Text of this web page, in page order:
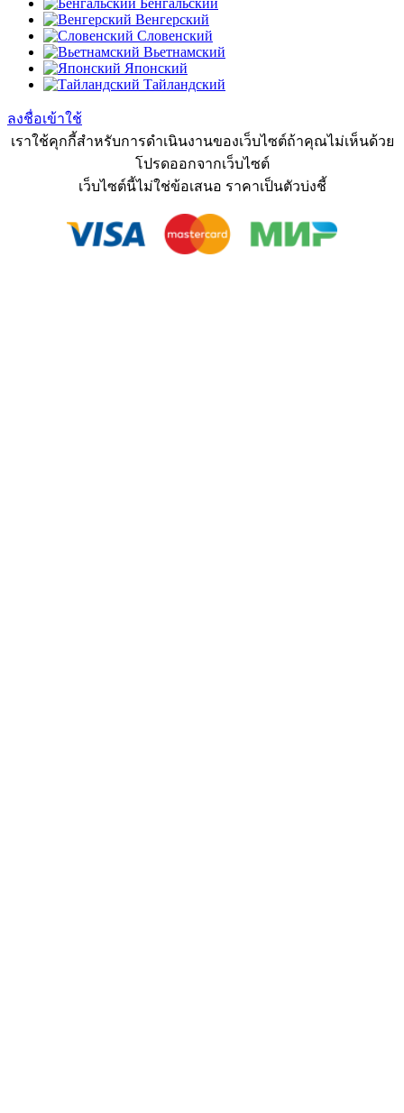
Бенгальский
Венгерский
Словенский
Вьетнамский
Японский
Тайландский
ลงชื่อเข้าใช้
เราใช้คุกกี้สำหรับการดำเนินงานของเว็บไซต์ถ้าคุณไม่เห็นด้วย
โปรดออกจากเว็บไซต์
เว็บไซต์นี้ไม่ใช่ข้อเสนอ ราคาเป็นตัวบ่งชี้